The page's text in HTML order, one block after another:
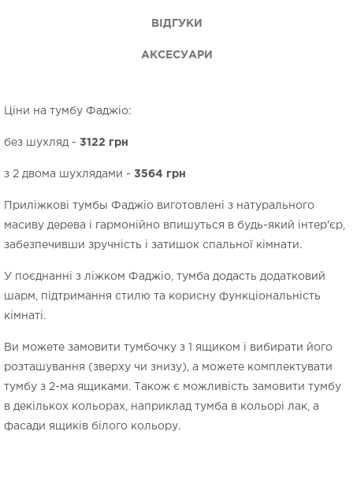
ВІДГУКИ
АКСЕСУАРИ
Ціни на тумбу Фаджіо:
без шухляд - 3122 грн
з 2 двома шухлядами - 3564 грн
Приліжкові тумбы Фаджіо виготовлені з натурального
масиву дерева і гармонійно впишуться в будь-який інтер'єр,
забезпечивши зручність і затишок спальної кімнати.
У поєднанні з ліжком Фаджіо, тумба додасть додатковий
шарм, підтримання стилю та корисну функціональність
кімнаті.
Ви можете замовити тумбочку з 1 ящиком і вибирати його
розташування (зверху чи знизу), а можете комплектувати
тумбу з 2-ма ящиками. Також є можливість замовити тумбу
в декількох кольорах, наприклад тумба в кольорі лак, а
фасади ящиків білого кольору.